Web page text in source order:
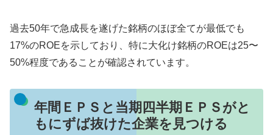
過去50年で急成長を遂げた銘柄のほぼ全てが最低でも
17%のROEを示しており、特に大化け銘柄のROEは25〜
50%程度であることが確認されています。
年間ＥＰＳと当期四半期ＥＰＳがと
もにずば抜けた企業を見つける